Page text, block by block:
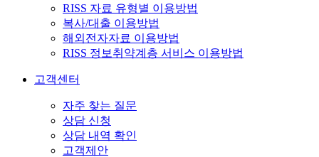
RISS 자료 유형별 이용방법
복사/대출 이용방법
해외전자자료 이용방법
RISS 정보취약계층 서비스 이용방법
고객센터
자주 찾는 질문
상담 신청
상담 내역 확인
고객제안